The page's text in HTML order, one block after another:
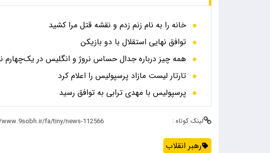
خانه را به نام زنم زدم و نقشه قتل مرا کشید
توافق نهایی استقلال با دو بازیکن
همه چیز درباره جدال حساس نروژ و انگلیس در یک‌چهارم
تارتار لیست مازاد پرسپولیس را اعلام کرد
پرسپولیس با مهدی ترابی به توافق رسید
لینک کوتاه :
رهبر انقلاب